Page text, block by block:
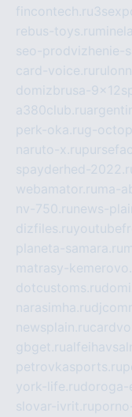
fincontech.ru
rebus-toys.ru
seo-prodvizhenie-
card-voice.ru
domizbrusa-
a380club.ru
perk-oka.rug-
naruto-x.ru
spayderhed-
webamator.ru ma-
nv-750.ru news-
dizfiles.ru
planeta-samara.ru
matrasy-
dotcustoms.ru
narasimha.ru
newsplain.ru
gbget.ru
petrovkasports.ru
york-life.rudoroga-
slovar-ivrit.ru